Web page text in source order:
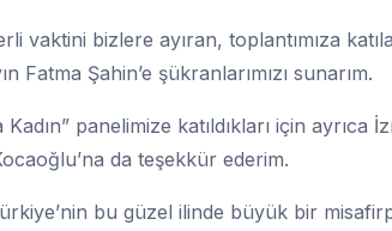
vaktini bizlere ayıran, toplantımıza
Fatma Şahin’e şükranlarımızı sunarım.
Kadın” panelimize katıldıkları için
da teşekkür ederim.
bu güzel ilinde büyük bir